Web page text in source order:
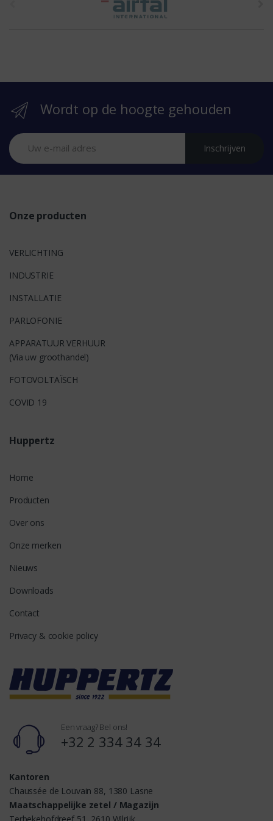
r
Wordt op de hoogte gehouden
Inschrijven
Onze producten
VERLICHTING
INDUSTRIE
INSTALLATIE
PARLOFONIE
APPARATUUR VERHUUR
(Via uw groothandel)
FOTOVOLTAÏSCH
COVID 19
Huppertz
Home
Producten
Over ons
Onze merken
Nieuws
Downloads
Contact
Privacy & cookie policy
Een vraag? Bel ons!
+32 2 334 34 34
Kantoren
Chaussée de Louvain 88, 1380 Lasne
Maatschappelijke zetel / Magazijn